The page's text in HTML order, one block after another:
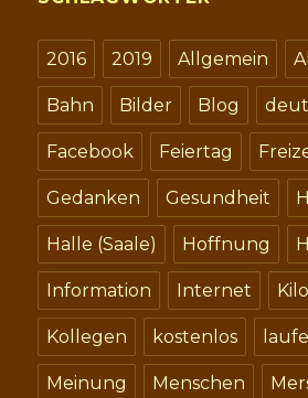
2016 2019 Allgemein
Bahn Bilder Blog
Facebook Feiertag
Gedanken Gesundheit
Halle (Saale) Hoffnung
Information Internet
Kollegen kostenlos
Meinung Menschen